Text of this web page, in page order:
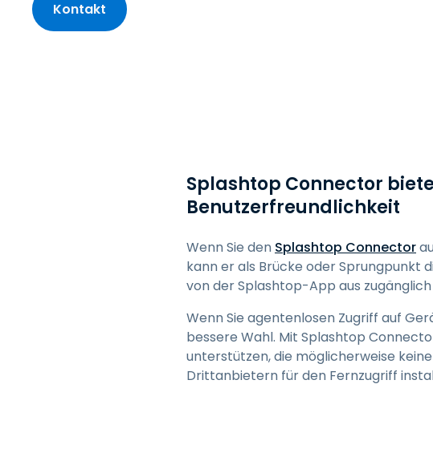
Kontakt
Splashtop Connector
Benutzerfreundlichkeit
Wenn Sie den Splashtop Connector
kann er als Brücke oder Sprungpunkt
von der Splashtop-App aus zugänglich
Wenn Sie agentenlosen Zugriff auf
bessere Wahl. Mit Splashtop
unterstützen, die möglicherweise
Drittanbietern für den Fernzugriff